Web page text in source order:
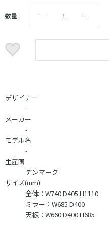
数量
デザイナー
-
メーカー
-
モデル名
-
生産国
デンマーク
サイズ(mm)
全体：W740 D405 H1110
ミラー：W685 D400
天板：W660 D400 H685